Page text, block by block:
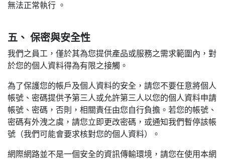
無法正常執行 。
五、 保密與安全性
我們之員工，僅於其為您提供產品或服務之需求範圍內，對
於您的個人資料得為有限之接觸。
為了保護您的帳戶及個人資料的安全，請您不要任意將個人
帳號、密碼提供予第三人或允許第三人以您的個人資料申請
帳號、密碼，否則，相關責任由您自行負擔。若您的帳號、
密碼有外洩之虞，請您立即更改密碼，或通知我們暫停該帳
號（我們可能會要求核對您的個人資料）。
網際網路並不是一個安全的資訊傳輸環境，請您在使用本網